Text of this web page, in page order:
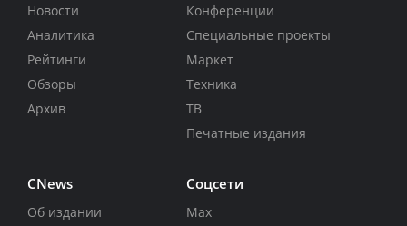
Новости
Аналитика
Рейтинги
Обзоры
Архив
Конференции
Специальные проекты
Маркет
Техника
ТВ
Печатные издания
CNews
Об издании
Соцсети
Max